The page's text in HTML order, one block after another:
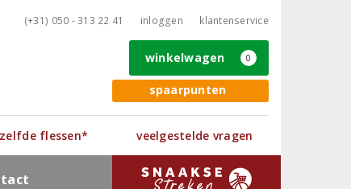
(+31) 050 - 313 22 41 inloggen klantenservice
spaarpunten
winkelwagen 0
flessen* veelgestelde vragen